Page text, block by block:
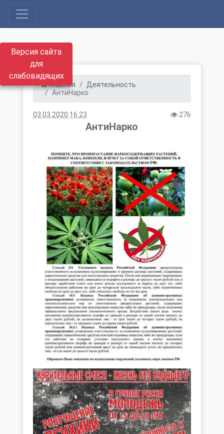
Версия сайта
для
слабовидящих
Главная
Деятельность
АнтиНарко
03.03.2020 16:23 276
АнтиНарко